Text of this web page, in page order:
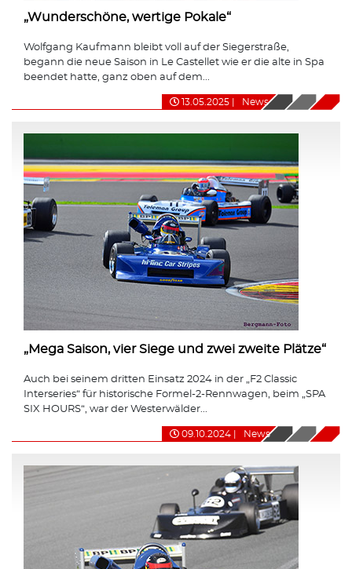
„Wunderschöne, wertige Pokale“
Wolfgang Kaufmann bleibt voll auf der Siegerstraße,
begann die neue Saison in Le Castellet wie er die alte in Spa
beendet hatte, ganz oben auf dem...
13.05.2025 News
„Mega Saison, vier Siege und zwei zweite Plätze“
Auch bei seinem dritten Einsatz 2024 in der „F2 Classic
Interseries“ für historische Formel-2-Rennwagen, beim „SPA
SIX HOURS“, war der Westerwälder...
09.10.2024 News